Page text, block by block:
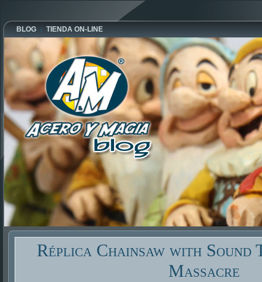
BLOG TIENDA ON-LINE
Réplica Chainsaw with Sound
Massacre